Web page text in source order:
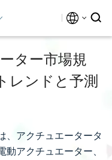
ター市場規
レンドと予測
、アクチュエータータ
アクチュエーター、